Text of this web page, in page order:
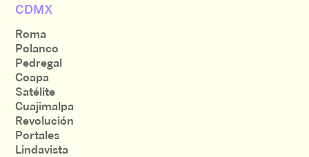
CDMX
Roma
Polanco
Pedregal
Coapa
Satélite
Cuajimalpa
Revolución
Portales
Lindavista